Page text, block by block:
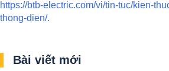
https://btb-electric.com/vi/tin-tuc/kien-
thong-dien/.
Bài viết mới